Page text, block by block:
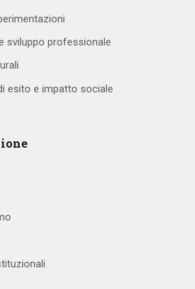
sviluppo professionale
esito e impatto sociale